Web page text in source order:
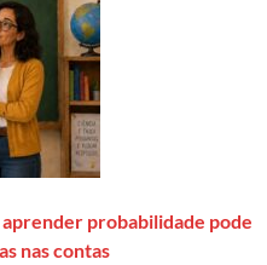
aprender probabilidade pode
nas contas